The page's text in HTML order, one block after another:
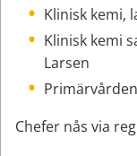
Klinisk kemi,
Klinisk kemi
Larsen
Chefer nås via